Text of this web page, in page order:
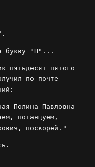
букву "П"...
пятьдесят пятого
по почте
Полина Павловна
потанцуем,
поскорей."